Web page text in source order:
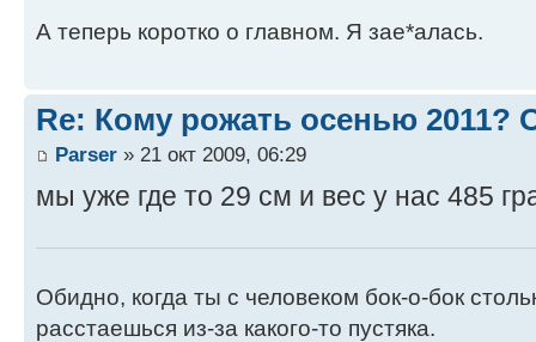
А теперь коротко о главном. Я зае*алась.
Re: Кому рожать осенью 2011?
Parser » 21 окт 2009, 06:29
мы уже где то 29 см и вес у нас 485
Обидно, когда ты с человеком бок-о-бок
расстаешься из-за какого-то пустяка.